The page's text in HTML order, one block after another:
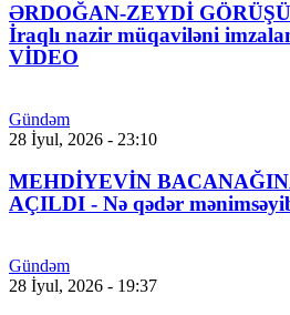
ƏRDOĞAN-ZEYDİ
İraqlı nazir müqaviləni
VİDEO
Gündəm
28 İyul, 2026 - 23:10
MEHDİYEVİN
AÇILDI - Nə qədər
Gündəm
28 İyul, 2026 - 19:37